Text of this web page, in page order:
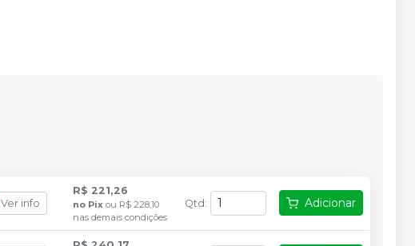
Ver info
R$ 221,26
no Pix ou R$ 228,10
nas demais condições
Qtd : Adicionar